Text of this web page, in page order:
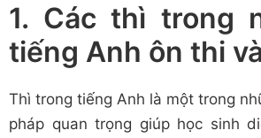
1. Các thì trong
tiếng Anh ôn thi
Thì trong tiếng Anh là một trong
pháp quan trọng giúp học sinh